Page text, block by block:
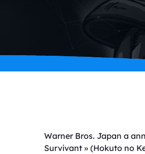
Warner Bros. Japan a
Survivant » (Hokuto no